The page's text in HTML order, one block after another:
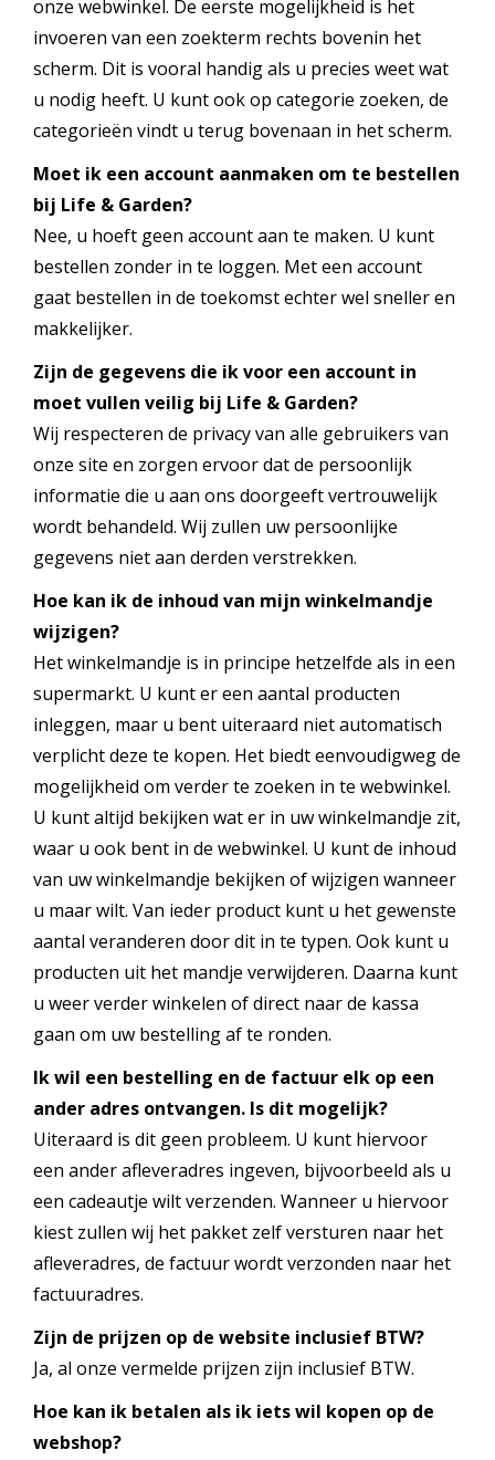
onze webwinkel. De eerste mogelijkheid is het
invoeren van een zoekterm rechts bovenin het
scherm. Dit is vooral handig als u precies weet wat
u nodig heeft. U kunt ook op categorie zoeken, de
categorieën vindt u terug bovenaan in het scherm.
Moet ik een account aanmaken om te bestellen
bij Life & Garden?
Nee, u hoeft geen account aan te maken. U kunt
bestellen zonder in te loggen. Met een account
gaat bestellen in de toekomst echter wel sneller en
makkelijker.
Zijn de gegevens die ik voor een account in
moet vullen veilig bij Life & Garden?
Wij respecteren de privacy van alle gebruikers van
onze site en zorgen ervoor dat de persoonlijk
informatie die u aan ons doorgeeft vertrouwelijk
wordt behandeld. Wij zullen uw persoonlijke
gegevens niet aan derden verstrekken.
Hoe kan ik de inhoud van mijn winkelmandje
wijzigen?
Het winkelmandje is in principe hetzelfde als in een
supermarkt. U kunt er een aantal producten
inleggen, maar u bent uiteraard niet automatisch
verplicht deze te kopen. Het biedt eenvoudigweg de
mogelijkheid om verder te zoeken in te webwinkel.
U kunt altijd bekijken wat er in uw winkelmandje zit,
waar u ook bent in de webwinkel. U kunt de inhoud
van uw winkelmandje bekijken of wijzigen wanneer
u maar wilt. Van ieder product kunt u het gewenste
aantal veranderen door dit in te typen. Ook kunt u
producten uit het mandje verwijderen. Daarna kunt
u weer verder winkelen of direct naar de kassa
gaan om uw bestelling af te ronden.
Ik wil een bestelling en de factuur elk op een
ander adres ontvangen. Is dit mogelijk?
Uiteraard is dit geen probleem. U kunt hiervoor
een ander afleveradres ingeven, bijvoorbeeld als u
een cadeautje wilt verzenden. Wanneer u hiervoor
kiest zullen wij het pakket zelf versturen naar het
afleveradres, de factuur wordt verzonden naar het
factuuradres.
Zijn de prijzen op de website inclusief BTW?
Ja, al onze vermelde prijzen zijn inclusief BTW.
Hoe kan ik betalen als ik iets wil kopen op de
webshop?